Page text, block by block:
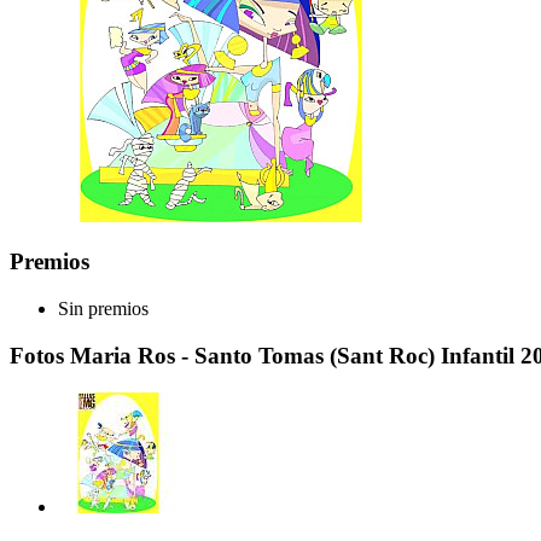
Premios
Sin premios
Fotos Maria Ros - Santo Tomas (Sant Roc) Infantil